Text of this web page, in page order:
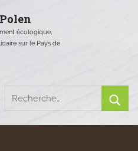
écologique,
sur le Pays de
Recherche
pour
: